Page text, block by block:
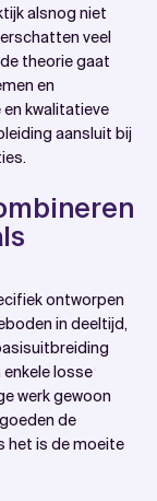
alsnog niet
veel
theorie gaat
en
kwalitatieve
aansluit bij
ontworpen
in deeltijd,
enkele losse
werk gewoon
de
het is de moeite